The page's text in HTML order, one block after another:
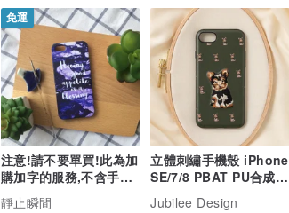
免運
注意!請不要單買!此為加
購加字的服務,不含手機
殼!請先看商品介紹
靜止瞬間
立體刺繡手機殼 iPhone
SE/7/8 PBAT PU合成皮
革 狗狗x深橄欖色
Jubilee Design